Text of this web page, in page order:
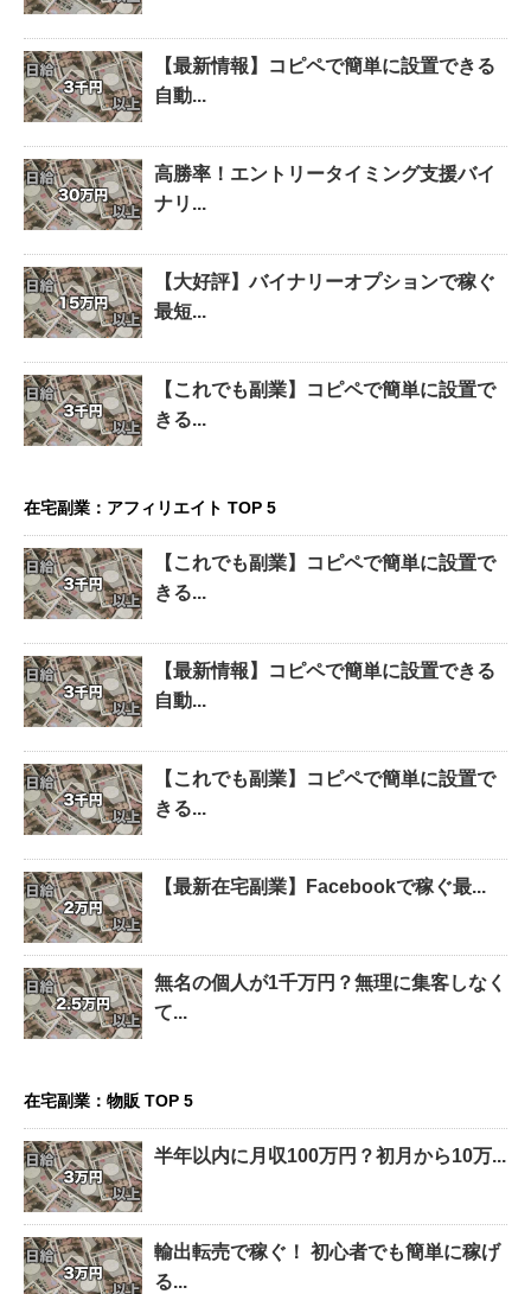
【最新情報】コピペで簡単に設置できる
自動...
高勝率！エントリータイミング支援バイ
ナリ...
【大好評】バイナリーオプションで稼ぐ
最短...
【これでも副業】コピペで簡単に設置で
きる...
在宅副業：アフィリエイト TOP 5
【これでも副業】コピペで簡単に設置で
きる...
【最新情報】コピペで簡単に設置できる
自動...
【これでも副業】コピペで簡単に設置で
きる...
【最新在宅副業】Facebookで稼ぐ最...
無名の個人が1千万円？無理に集客しなく
て...
在宅副業：物販 TOP 5
半年以内に月収100万円？初月から10万...
輸出転売で稼ぐ！ 初心者でも簡単に稼げ
る...